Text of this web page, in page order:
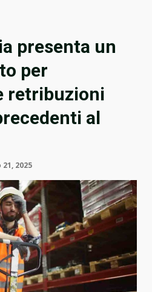
presenta un
per
retribuzioni
al
2025